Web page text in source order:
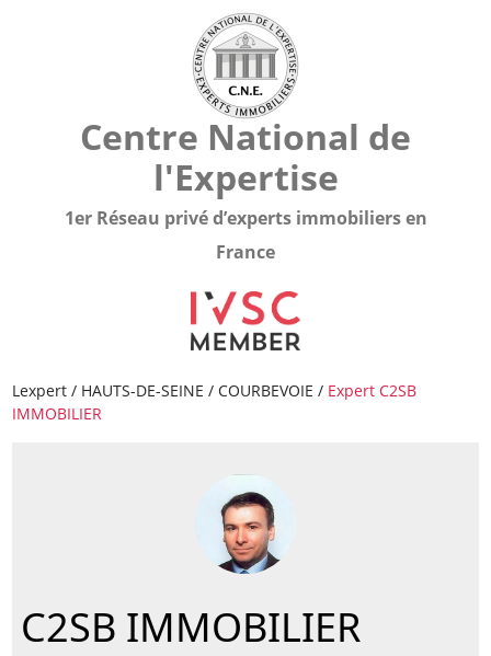
Centre National de
l'Expertise
1er Réseau privé d’experts immobiliers en
France
Lexpert / HAUTS-DE-SEINE /COURBEVOIE / Expert C2SB
IMMOBILIER
C2SB IMMOBILIER